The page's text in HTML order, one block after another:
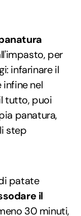
per
infarinare il
infine nel
tutto, puoi
panatura,
step
patate
il
30 minuti,